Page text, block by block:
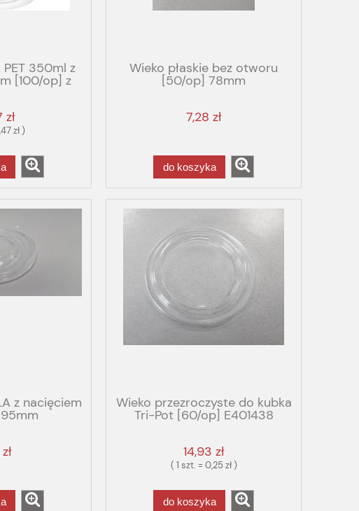
PET 350ml z
[100/op] z
zł
zł )
Wieko płaskie bez otworu
[50/op] 78mm
7,28 zł
do koszyka
z nacięciem Wieko przezroczyste do kubka
Tri-Pot [60/op] E401438
14,93 zł
( 1 szt. = 0,25 zł )
do koszyka